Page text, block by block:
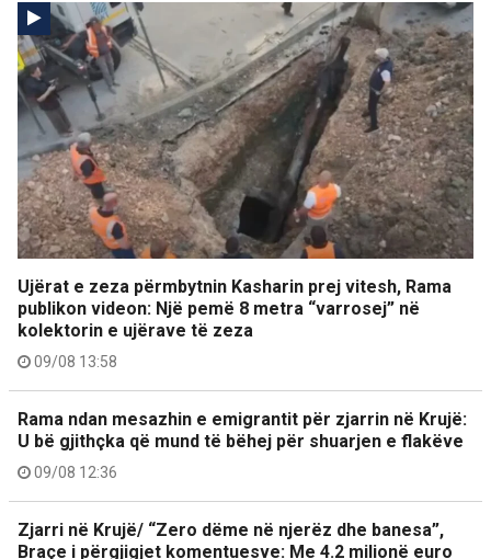
Ujërat e zeza përmbytnin Kasharin prej vitesh, Rama
publikon videon: Një pemë 8 metra “varrosej” në
kolektorin e ujërave të zeza
09/08 13:58
Rama ndan mesazhin e emigrantit për zjarrin në Krujë:
U bë gjithçka që mund të bëhej për shuarjen e flakëve
09/08 12:36
Zjarri në Krujë/ “Zero dëme në njerëz dhe banesa”,
Braçe i përgjigjet komentuesve: Me 4.2 milionë euro